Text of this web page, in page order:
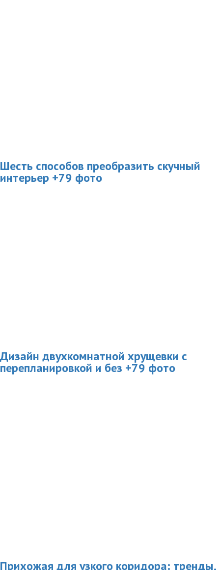
Шесть способов преобразить скучный
интерьер +79 фото
Дизайн двухкомнатной хрущевки с
перепланировкой и без +79 фото
Прихожая для узкого коридора: тренды,